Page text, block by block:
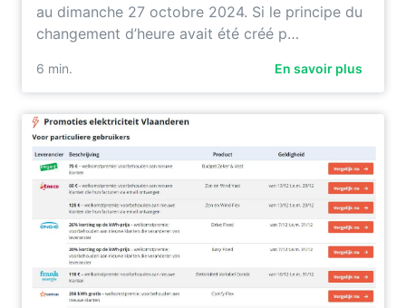
au dimanche 27 octobre 2024. Si le principe du
changement d’heure avait été créé p…
6 min. En savoir plus